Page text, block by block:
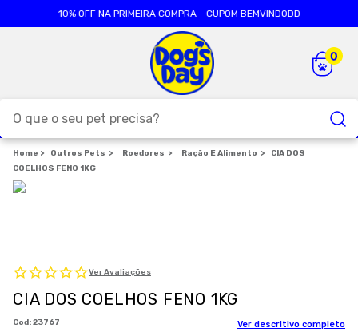
10% OFF NA PRIMEIRA COMPRA - CUPOM BEMVINDODD
Outros Pets Roedores Ração E Alimento
CIA DOS
COELHOS FENO 1KG
Ver Avaliações
CIA DOS COELHOS FENO 1KG
:23767 Ver descritivo completo
TERMOS MAIS BUSCADOS
º
formula natural